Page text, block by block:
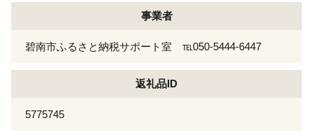
事業者
碧南市ふるさと納税サポート室 ℡050-5444-6447
返礼品ID
5775745